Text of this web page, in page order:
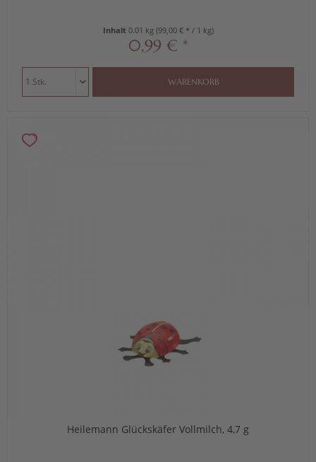
Inhalt 0.01 kg (99,00 € * / 1 kg)
0,99 € *
WARENKORB
Heilemann Glückskäfer Vollmilch, 4,7 g